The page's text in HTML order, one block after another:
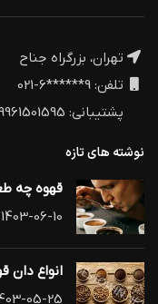
تهران، بزرگراه جناح
تلفن: 9******6-021
پشتیبانی: 09961501595
نوشته های تازه
قهوه چه
1403-06-10
انواع دان
05-25